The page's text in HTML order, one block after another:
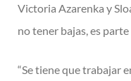
Victoria Azarenka y
no tener bajas, es
“Se tiene que trabajar